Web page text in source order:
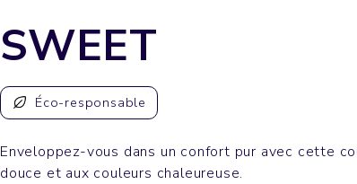
SWEET
Éco-responsable
Enveloppez-vous dans un confort pur avec cette
douce et aux couleurs chaleureuse.